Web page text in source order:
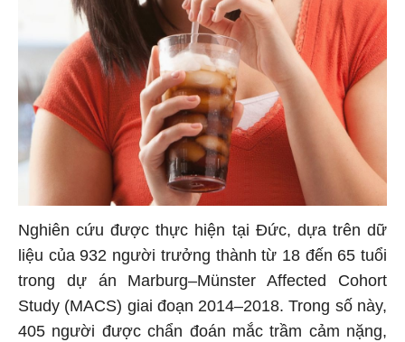
Nghiên cứu được thực hiện tại Đức, dựa trên dữ
liệu của 932 người trưởng thành từ 18 đến 65 tuổi
trong dự án Marburg–Münster Affected Cohort
Study (MACS) giai đoạn 2014–2018. Trong số này,
405 người được chẩn đoán mắc trầm cảm nặng,